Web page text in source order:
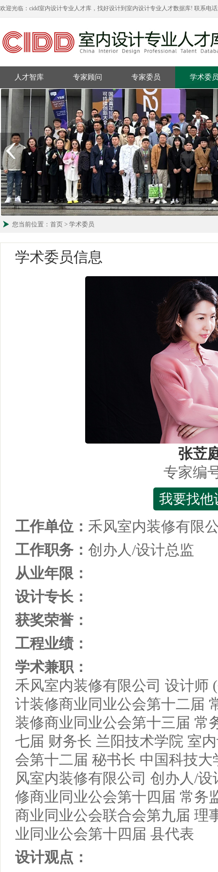
欢迎光临：cidd室内设计专业人才库，找好设计到室内设计专业人才数据库! 联系电
人才智库 专家顾问 专家委员 学术委
您当前位置：首页 > 学术委员
学术委员信息
张苙
专家编
我要找他
工作单位： 禾风室内装修有限
工作职务： 创办人/设计总监
从业年限：
设计专长：
获奖荣誉：
工程业绩：
学术兼职：
禾风室内装修有限公司 设计师
计装修商业同业公会第十二届
装修商业同业公会第十三届 常
七届 财务长 兰阳技术学院 室
会第十二届 秘书长 中国科技
风室内装修有限公司 创办人/
修商业同业公会第十四届 常务
商业同业公会联合会第九届 理
业同业公会第十四届 县代表
设计观点：